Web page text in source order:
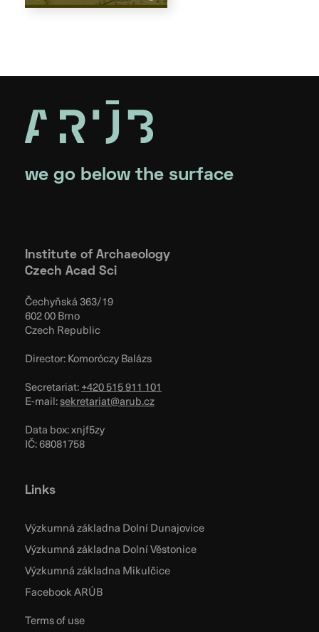
we go below the surface
Institute of Archaeology
Czech Acad Sci
Čechyňská 363/19
602 00 Brno
Czech Republic
Director: Komoróczy Balázs
Secretariat:+420 515 911 101
E-mail:sekretariat@arub.cz
Data box: xnjf5zy
IČ: 68081758
Links
Výzkumná základna Dolní Dunajovice
Výzkumná základna Dolní Věstonice
Výzkumná základna Mikulčice
Facebook ARÚB
Terms of use